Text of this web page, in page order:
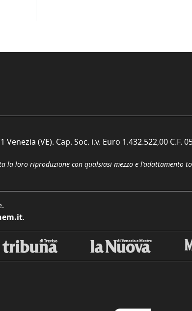
(VE). Cap. Soc. i.v. Euro 1.432.522,00 C.F.
loro riproduzione con qualsiasi mezzo e l'adattamento
.